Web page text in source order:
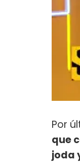
Por
que
joda